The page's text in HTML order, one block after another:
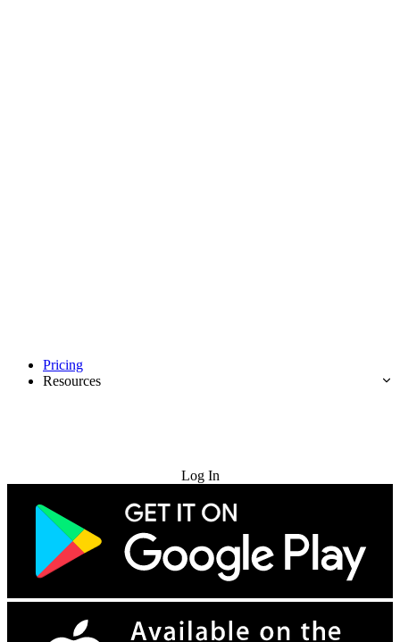
Pricing
Resources
Log In